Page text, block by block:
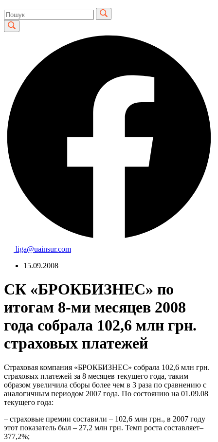
liga@uainsur.com
15.09.2008
СК «БРОКБИЗНЕС» по
итогам 8-ми месяцев 2008
года собрала 102,6 млн грн.
страховых платежей
Страховая компания «БРОКБИЗНЕС» собрала 102,6 млн грн.
страховых платежей за 8 месяцев текущего года, таким
образом увеличила сборы более чем в 3 раза по сравнению с
аналогичным периодом 2007 года. По состоянию на 01.09.08
текущего года:
– страховые премии составили – 102,6 млн грн., в 2007 году
этот показатель был – 27,2 млн грн. Темп роста составляет–
377,2%;